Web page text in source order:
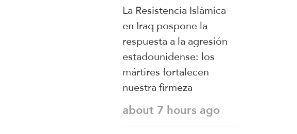
La Resistencia Islámica
en Iraq pospone la
respuesta a la agresión
estadounidense: los
mártires fortalecen
nuestra firmeza
about 7 hours ago